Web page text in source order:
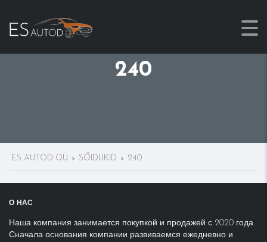
240
ES AUTOD OÜ > SÕIDUKID > 240
О НАС
Наша компания занимается покупкой и продажей с 2020 года.
Сначала основания компании развиваемся ежедневно и